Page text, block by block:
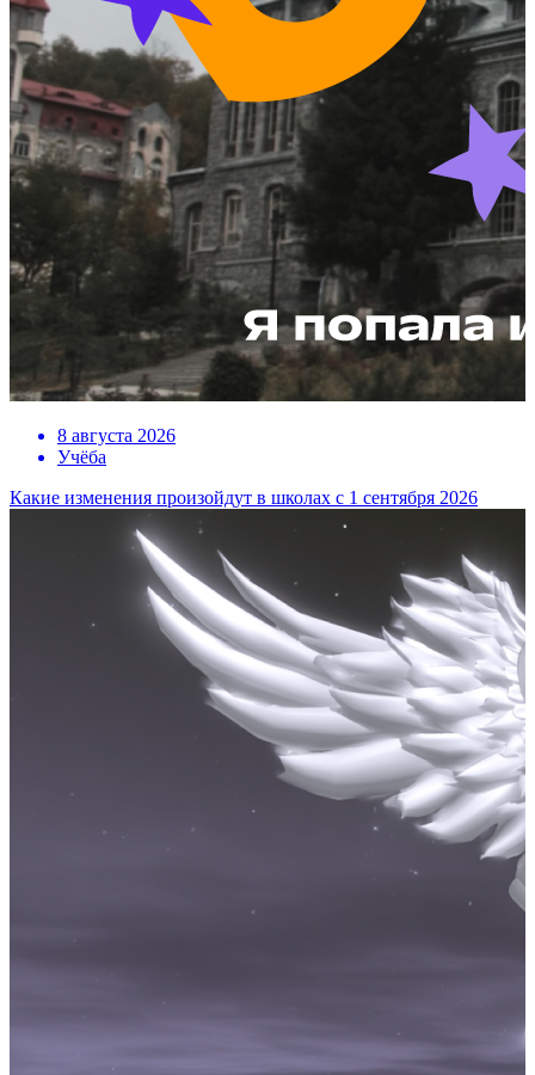
8 августа 2026
Учёба
Какие изменения произойдут в школах с 1 сентября 2026